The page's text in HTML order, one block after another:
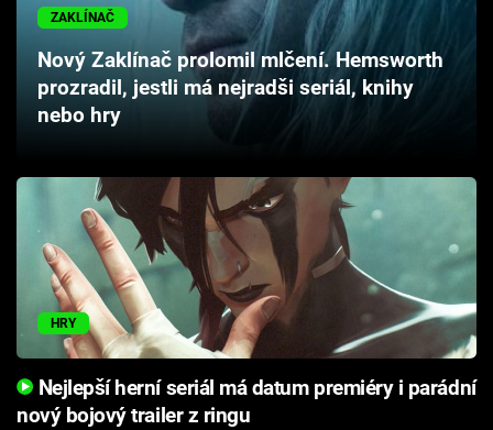
Cool Esport
Pořady
Sledujte prima+
Přihlášení
Sledujte nás
ZAKLÍNAČ
Nový Zaklínač prolomil mlčení. Hemsworth
prozradil, jestli má nejradši seriál, knihy
nebo hry
HRY
Nejlepší herní seriál má datum premiéry i parádní
nový bojový trailer z ringu